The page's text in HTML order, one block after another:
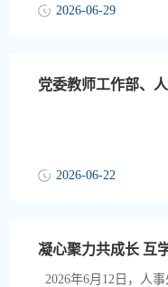
2026-06-29
2026-06-22
2026年6月12日，人